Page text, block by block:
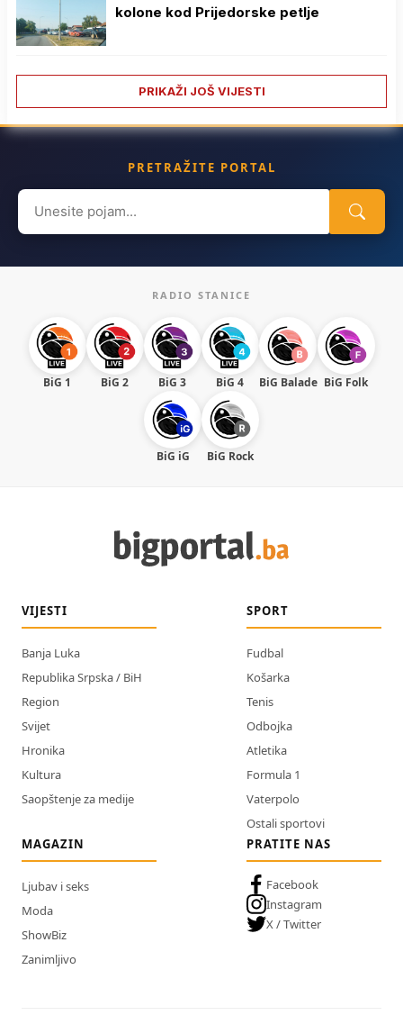
kolone kod Prijedorske petlje
PRIKAŽI JOŠ VIJESTI
PRETRAŽITE PORTAL
Search
for:
RADIO STANICE
BiG 1 BiG 2 BiG 3 BiG 4 BiG Balade BiG Folk
BiG iG BiG Rock
VIJESTI
Banja Luka
Republika Srpska / BiH
Region
Svijet
Hronika
Kultura
Saopštenje za medije
SPORT
Fudbal
Košarka
Tenis
Odbojka
Atletika
Formula 1
Vaterpolo
Ostali sportovi
MAGAZIN
Ljubav i seks
Moda
ShowBiz
Zanimljivo
PRATITE NAS
Facebook
Instagram
X / Twitter